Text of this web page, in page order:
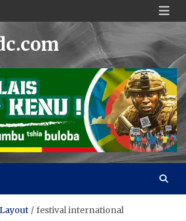
festival international